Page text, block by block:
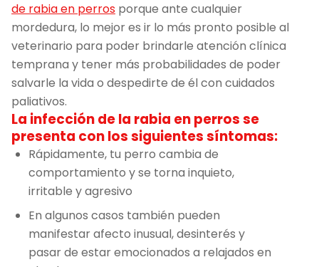
de rabia en perros porque ante cualquier
mordedura, lo mejor es ir lo más pronto posible al
veterinario para poder brindarle atención clínica
temprana y tener más probabilidades de poder
salvarle la vida o despedirte de él con cuidados
paliativos.
La infección de la rabia en perros se
presenta con los siguientes síntomas:
Rápidamente, tu perro cambia de
comportamiento y se torna inquieto,
irritable y agresivo
En algunos casos también pueden
manifestar afecto inusual, desinterés y
pasar de estar emocionados a relajados en